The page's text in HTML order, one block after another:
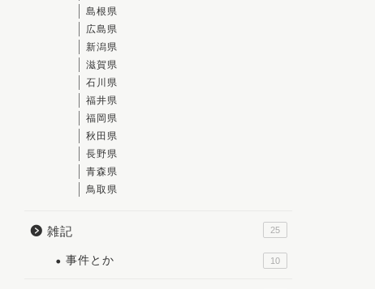
島根県
広島県
新潟県
滋賀県
石川県
福井県
福岡県
秋田県
長野県
青森県
鳥取県
雑記 25
事件とか 10